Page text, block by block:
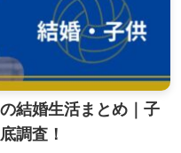
結婚生活まとめ｜子
調査！